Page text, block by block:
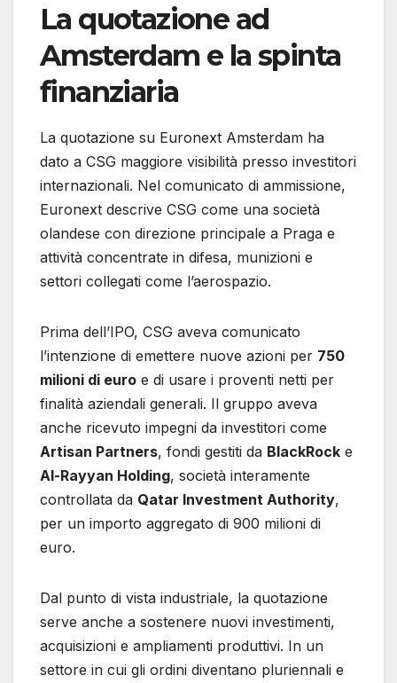
La quotazione ad
Amsterdam e la spinta
finanziaria
La quotazione su Euronext Amsterdam ha
dato a CSG maggiore visibilità presso investitori
internazionali. Nel comunicato di ammissione,
Euronext descrive CSG come una società
olandese con direzione principale a Praga e
attività concentrate in difesa, munizioni e
settori collegati come l’aerospazio.
Prima dell’IPO, CSG aveva comunicato
l’intenzione di emettere nuove azioni per 750
milioni di euro e di usare i proventi netti per
finalità aziendali generali. Il gruppo aveva
anche ricevuto impegni da investitori come
Artisan Partners, fondi gestiti da BlackRock e
Al-Rayyan Holding, società interamente
controllata da Qatar Investment Authority,
per un importo aggregato di 900 milioni di
euro.
Dal punto di vista industriale, la quotazione
serve anche a sostenere nuovi investimenti,
acquisizioni e ampliamenti produttivi. In un
settore in cui gli ordini diventano pluriennali e